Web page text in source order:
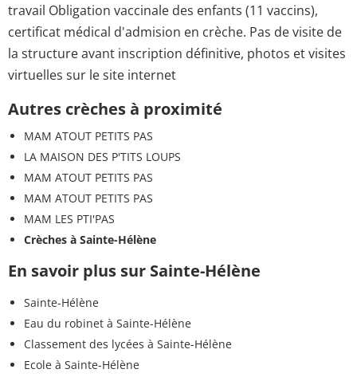
travail Obligation vaccinale des enfants (11 vaccins),
certificat médical d'admision en crèche. Pas de visite de
la structure avant inscription définitive, photos et visites
virtuelles sur le site internet
Autres crèches à proximité
MAM ATOUT PETITS PAS
LA MAISON DES P'TITS LOUPS
MAM ATOUT PETITS PAS
MAM ATOUT PETITS PAS
MAM LES PTI'PAS
Crèches à Sainte-Hélène
En savoir plus sur Sainte-Hélène
Sainte-Hélène
Eau du robinet à Sainte-Hélène
Classement des lycées à Sainte-Hélène
Ecole à Sainte-Hélène